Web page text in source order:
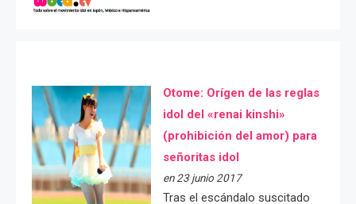
Otome: Orígen de las reglas
idol del «renai kinshi»
(prohibición del amor) para
señoritas idol
en 23 junio 2017
Tras el escándalo suscitado